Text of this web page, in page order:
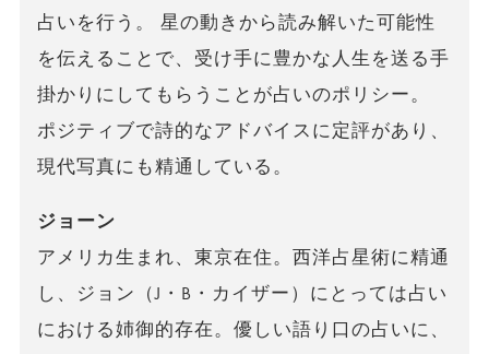
占いを行う。 星の動きから読み解いた可能性
を伝えることで、受け手に豊かな人生を送る手
掛かりにしてもらうことが占いのポリシー。
ポジティブで詩的なアドバイスに定評があり、
現代写真にも精通している。
ジョーン
アメリカ生まれ、東京在住。西洋占星術に精通
し、ジョン（J・B・カイザー）にとっては占い
における姉御的存在。優しい語り口の占いに、